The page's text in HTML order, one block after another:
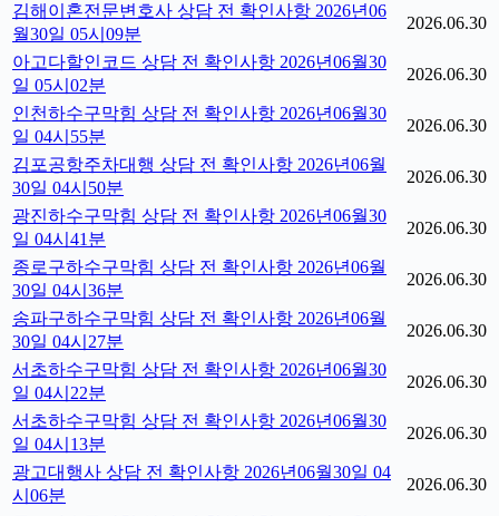
김해이혼전문변호사 상담 전 확인사항 2026년06
월30일 05시09분
2026.06.30
아고다할인코드 상담 전 확인사항 2026년06월30
일 05시02분
2026.06.30
인천하수구막힘 상담 전 확인사항 2026년06월30
일 04시55분
2026.06.30
김포공항주차대행 상담 전 확인사항 2026년06월
30일 04시50분
2026.06.30
광진하수구막힘 상담 전 확인사항 2026년06월30
일 04시41분
2026.06.30
종로구하수구막힘 상담 전 확인사항 2026년06월
30일 04시36분
2026.06.30
송파구하수구막힘 상담 전 확인사항 2026년06월
30일 04시27분
2026.06.30
서초하수구막힘 상담 전 확인사항 2026년06월30
일 04시22분
2026.06.30
서초하수구막힘 상담 전 확인사항 2026년06월30
일 04시13분
2026.06.30
광고대행사 상담 전 확인사항 2026년06월30일 04
시06분
2026.06.30